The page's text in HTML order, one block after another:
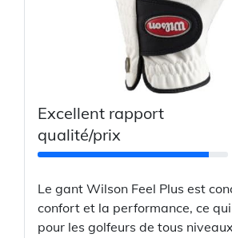
Excellent rapport
qualité/prix
Le gant Wilson Feel Plus est
confort et la performance, ce
pour les golfeurs de tous